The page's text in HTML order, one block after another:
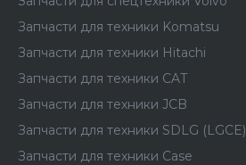
Запчасти для техники Komatsu
Запчасти для техники Hitachi
Запчасти для техники CAT
Запчасти для техники JCB
Запчасти для техники SDLG (LGCE)
Запчасти для техники Case